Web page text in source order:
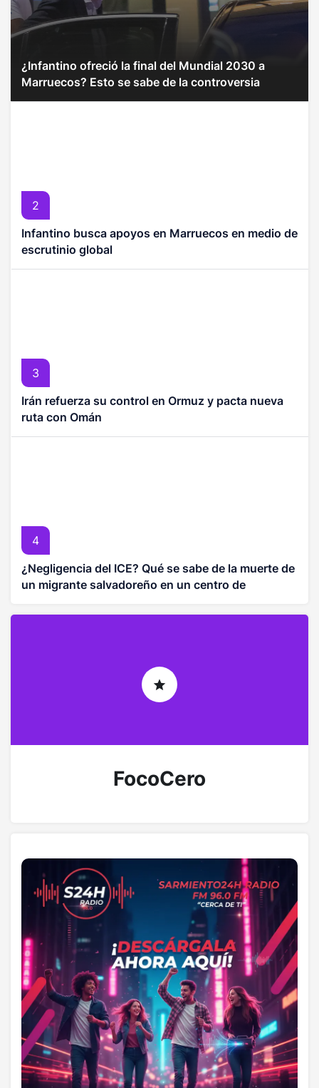
¿Infantino ofreció la final del Mundial 2030 a
Marruecos? Esto se sabe de la controversia
2
Infantino busca apoyos en Marruecos en medio de
escrutinio global
3
Irán refuerza su control en Ormuz y pacta nueva
ruta con Omán
4
¿Negligencia del ICE? Qué se sabe de la muerte de
un migrante salvadoreño en un centro de
FocoCero